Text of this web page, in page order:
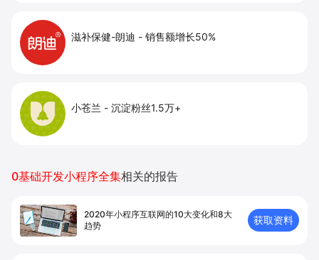
滋补保健-朗迪 - 销售额增长50%
小苍兰 - 沉淀粉丝1.5万+
0基础开发小程序全集相关的报告
2020年小程序互联网的10大变化和8大
趋势
获取资料